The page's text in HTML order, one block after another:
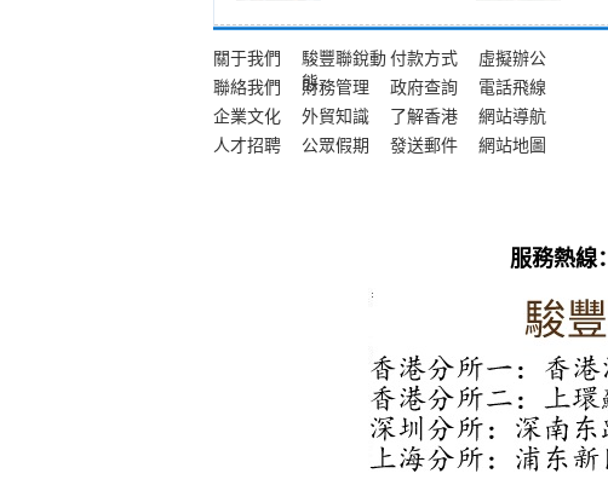
關于我們
駿豐聯銳動
態
付款方式
虛擬辦公
聯絡我們
財務管理 政府查詢
電話飛線
企業文化
外貿知識 了解香港
網站導航
人才招聘
公眾假期 發送郵件 網站地圖
服務熱線：